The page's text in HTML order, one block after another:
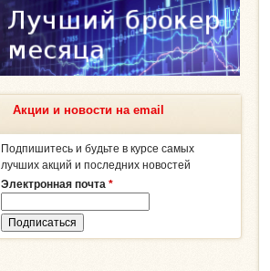
Акции и новости на email
Подпишитесь и будьте в курсе самых
лучших акций и последних новостей
Электронная почта *